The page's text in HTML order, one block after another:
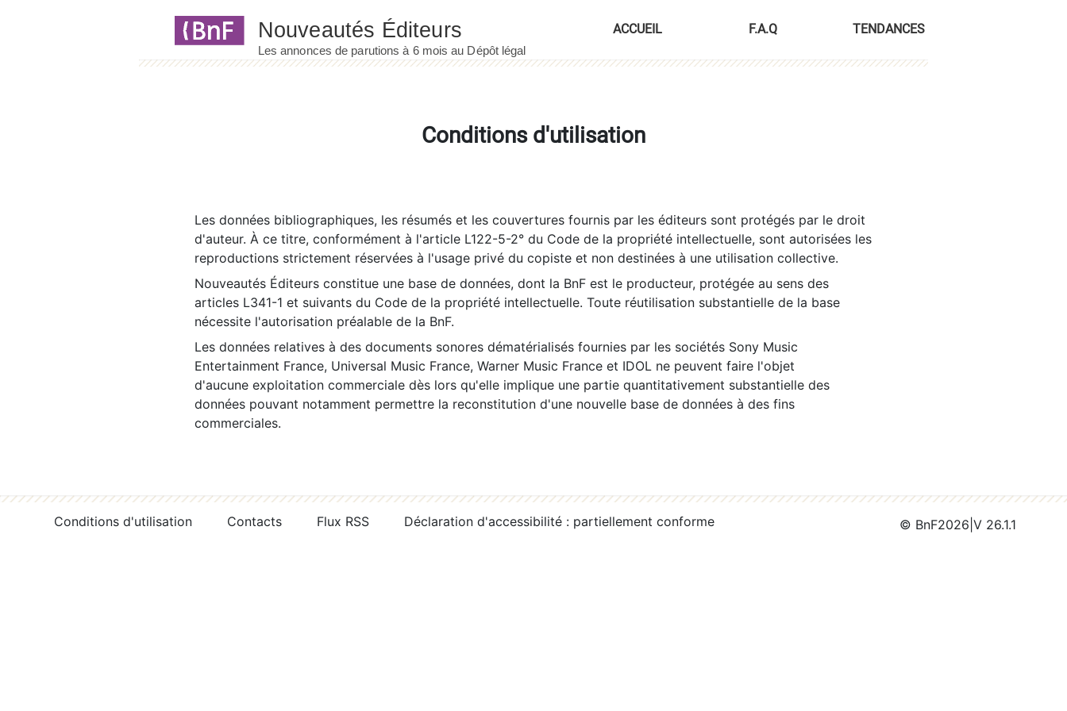
ACCUEIL F.A.Q TENDANCES
Conditions d'utilisation
Les données bibliographiques, les résumés et les couvertures fournis par les éditeurs sont protégés par le droit
d'auteur. À ce titre, conformément à l'article L122-5-2° du Code de la propriété intellectuelle, sont autorisées les
reproductions strictement réservées à l'usage privé du copiste et non destinées à une utilisation collective.
Nouveautés Éditeurs constitue une base de données, dont la BnF est le producteur, protégée au sens des
articles L341-1 et suivants du Code de la propriété intellectuelle. Toute réutilisation substantielle de la base
nécessite l'autorisation préalable de la BnF.
Les données relatives à des documents sonores dématérialisés fournies par les sociétés Sony Music
Entertainment France, Universal Music France, Warner Music France et IDOL ne peuvent faire l'objet
d'aucune exploitation commerciale dès lors qu'elle implique une partie quantitativement substantielle des
données pouvant notamment permettre la reconstitution d'une nouvelle base de données à des fins
commerciales.
Conditions d'utilisation Contacts Flux RSS Déclaration d'accessibilité : partiellement conforme © BnF2026 V 26.1.1